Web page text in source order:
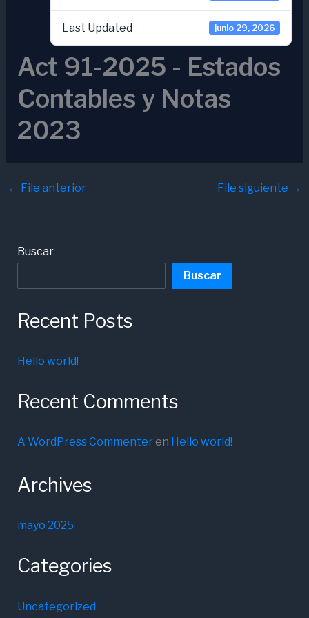
Last Updated junio 29, 2026
Act 91-2025 - Estados
Contables y Notas
2023
← File anterior File siguiente →
Buscar
Buscar
Recent Posts
Hello world!
Recent Comments
A WordPress Commenteren Hello world!
Archives
mayo 2025
Categories
Uncategorized